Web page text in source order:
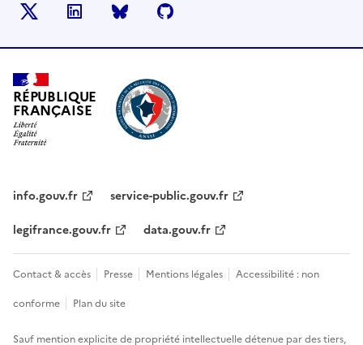
LinkedIn BlueSky
RÉPUBLIQUE
FRANÇAISE
info.gouv.fr
service-public.gouv.fr
legifrance.gouv.fr
data.gouv.fr
Contact & accès Presse Mentions légales
Accessibilité : non
conforme
Plan du site
Sauf mention explicite de propriété intellectuelle détenue par des tiers,